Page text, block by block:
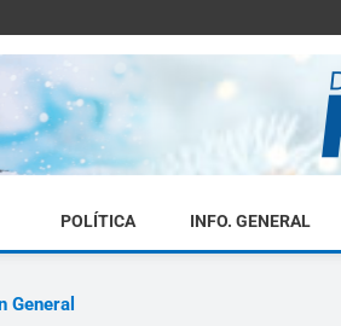
POLÍTICA INFO. GENERAL
General